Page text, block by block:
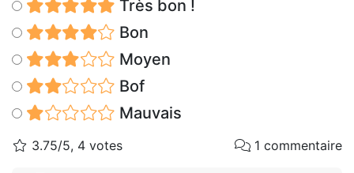
Très bon !
Bon
Moyen
Bof
Mauvais
3.75/5, 4 votes 1 commentaire